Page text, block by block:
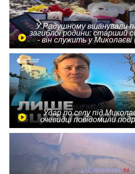
У Радушному вшанували
загиблої родини: старший
- він служить у Миколаєві
Удар по селу під
очевидці повідомили